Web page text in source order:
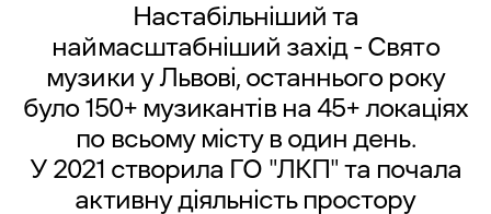
Настабільніший та
наймасштабніший захід - Свято
музики у Львові, останнього року
було 150+ музикантів на 45+ локаціях
по всьому місту в один день.
У 2021 створила ГО "ЛКП" та почала
активну діяльність простору